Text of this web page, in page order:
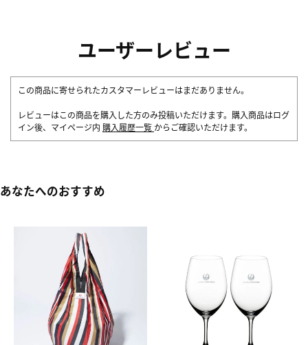
ユーザーレビュー
この商品に寄せられたカスタマーレビューはまだありません。
レビューはこの商品を購入した方のみ投稿いただけます。購入商品はログ
イン後、マイページ内 購入履歴一覧 からご確認いただけます。
あなたへのおすすめ